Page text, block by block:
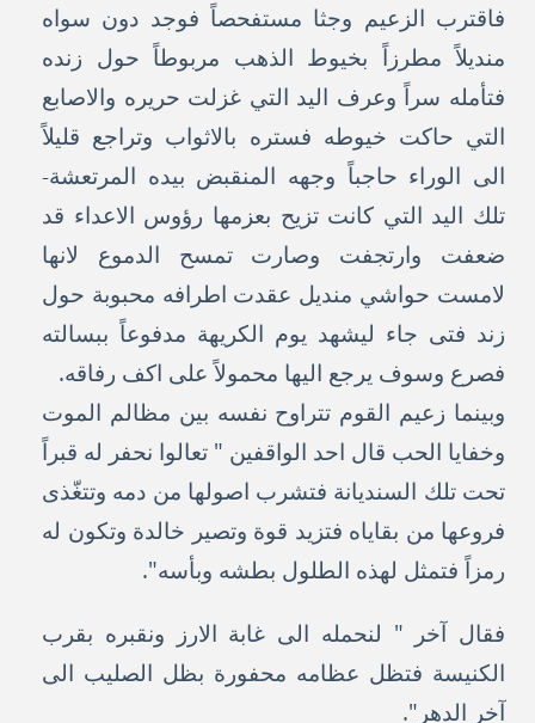
فاقترب الزعيم وجثا مستفحصاً فوجد دون سواه
منديلاً مطرزاً بخيوط الذهب مربوطاً حول زنده
فتأمله سراً وعرف اليد التي غزلت حريره والاصابع
التي حاكت خيوطه فستره بالاثواب وتراجع قليلاً
الى الوراء حاجباً وجهه المنقبض بيده المرتعشة-
تلك اليد التي كانت تزيح بعزمها رؤوس الاعداء قد
ضعفت وارتجفت وصارت تمسح الدموع لانها
لامست حواشي منديل عقدت اطرافه محبوبة حول
زند فتى جاء ليشهد يوم الكريهة مدفوعاً ببسالته
فصرع وسوف يرجع اليها محمولاً على اكف رفاقه.
وبينما زعيم القوم تتراوح نفسه بين مظالم الموت
وخفايا الحب قال احد الواقفين " تعالوا نحفر له قبراً
تحت تلك السنديانة فتشرب اصولها من دمه وتتغّذى
فروعها من بقاياه فتزيد قوة وتصير خالدة وتكون له
رمزاً فتمثل لهذه الطلول بطشه وبأسه".
فقال آخر " لنحمله الى غابة الارز ونقبره بقرب
الكنيسة فتظل عظامه محفورة بظل الصليب الى
آخر الدهر".